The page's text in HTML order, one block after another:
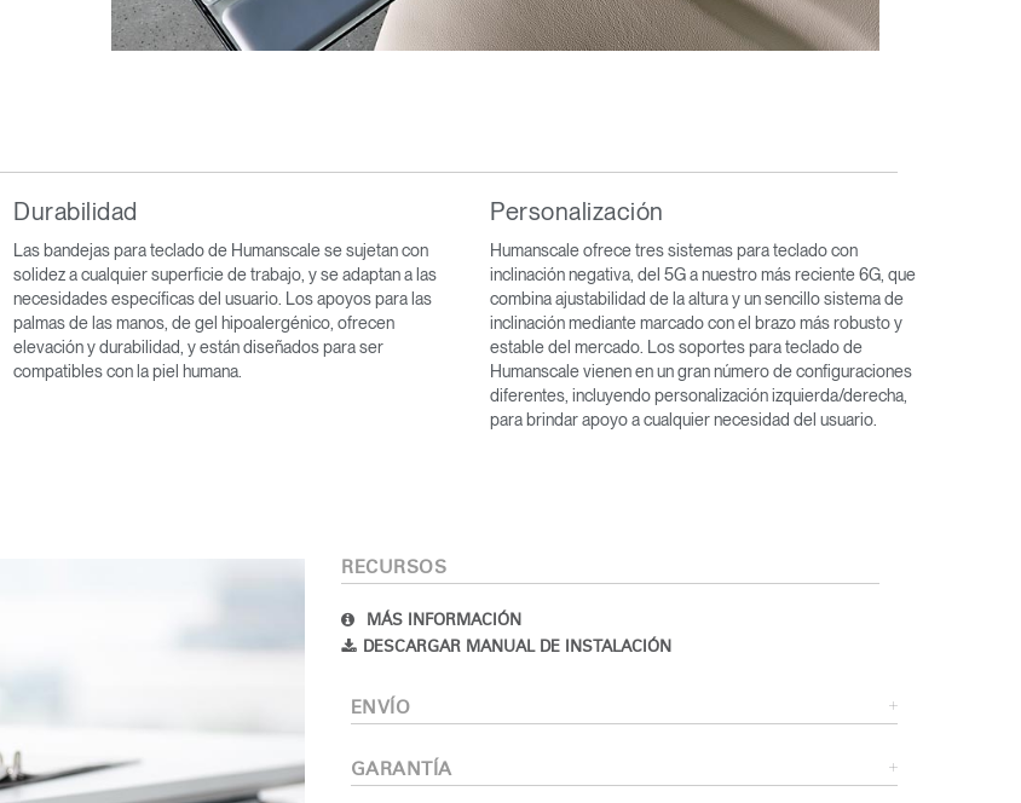
Seleccione su ubicación
Crear una cuenta
REGISTRO
Durabilidad
Las bandejas para teclado de Humanscale se sujetan con
solidez a cualquier superficie de trabajo, y se adaptan a las
necesidades específicas del usuario. Los apoyos para las
palmas de las manos, de gel hipoalergénico, ofrecen
elevación y durabilidad, y están diseñados para ser
compatibles con la piel humana.
Personalización
Humanscale ofrece tres sistemas para teclado con
inclinación negativa, del 5G a nuestro más reciente 6G, que
combina ajustabilidad de la altura y un sencillo sistema de
inclinación mediante marcado con el brazo más robusto y
estable del mercado. Los soportes para teclado de
Humanscale vienen en un gran número de configuraciones
diferentes, incluyendo personalización izquierda/derecha,
para brindar apoyo a cualquier necesidad del usuario.
RECURSOS
MÁS INFORMACIÓN
DESCARGAR MANUAL DE INSTALACIÓN
ENVÍO
GARANTÍA